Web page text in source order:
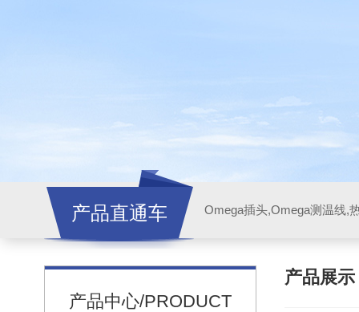
产品直通车
产品中心/PRODUCT
产品展示